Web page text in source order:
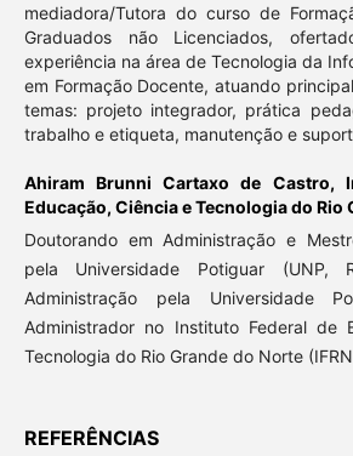
mediadora/Tutora do curso de
Graduados não Licenciados,
experiência na área de Tecnologia da
em Formação Docente, atuando
temas: projeto integrador, prática
trabalho e etiqueta, manutenção e
Ahiram Brunni Cartaxo de Castro,
Educação, Ciência e Tecnologia do Rio
Doutorando em Administração e
pela Universidade Potiguar (UNP,
Administração pela Universidade
Administrador no Instituto Federal de
Tecnologia do Rio Grande do Norte
REFERÊNCIAS